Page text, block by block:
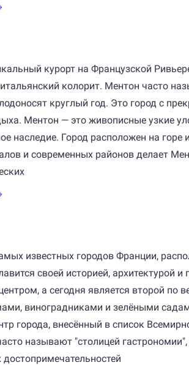
курорт на Французской
колорит. Ментон часто
круглый год. Это город с
Ментон — это живописные узкие
наследие. Город расположен на
и современных районов делает
известных городов Франции,
своей историей,
а сегодня является второй по
виноградниками и зелёными
города, внесённый в список
называют "столицей